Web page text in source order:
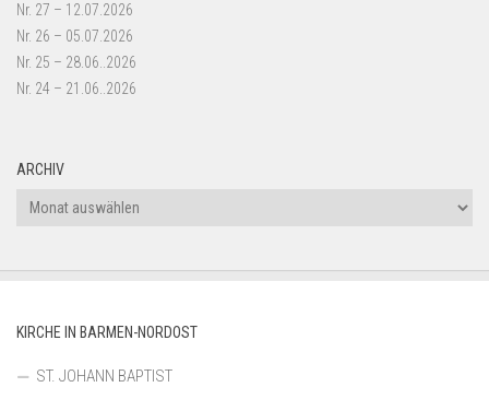
Nr. 27 – 12.07.2026
Nr. 26 – 05.07.2026
Nr. 25 – 28.06..2026
Nr. 24 – 21.06..2026
ARCHIV
Archiv
KIRCHE IN BARMEN-NORDOST
ST. JOHANN BAPTIST